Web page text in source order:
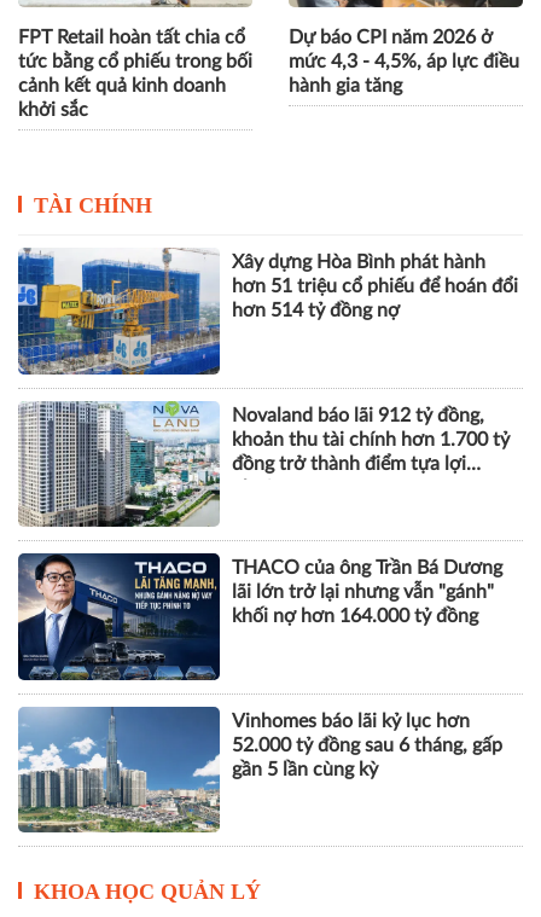
FPT Retail hoàn tất chia cổ
tức bằng cổ phiếu trong bối
cảnh kết quả kinh doanh
khởi sắc
Dự báo CPI năm 2026 ở
mức 4,3 - 4,5%, áp lực điều
hành gia tăng
TÀI CHÍNH
Xây dựng Hòa Bình phát hành
hơn 51 triệu cổ phiếu để hoán đổi
hơn 514 tỷ đồng nợ
Novaland báo lãi 912 tỷ đồng,
khoản thu tài chính hơn 1.700 tỷ
đồng trở thành điểm tựa lợi
THACO của ông Trần Bá Dương
lãi lớn trở lại nhưng vẫn "gánh"
khối nợ hơn 164.000 tỷ đồng
Vinhomes báo lãi kỷ lục hơn
52.000 tỷ đồng sau 6 tháng, gấp
gần 5 lần cùng kỳ
KHOA HỌC QUẢN LÝ